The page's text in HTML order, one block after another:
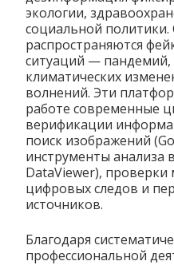
экологии,
социальной
распространяются
ситуаций —
климатических
волнений. Эти
работе современные
верификации
поиск изображений
инструменты анализа
DataViewer), проверки
цифровых следов и
источников.
Благодаря
профессиональной